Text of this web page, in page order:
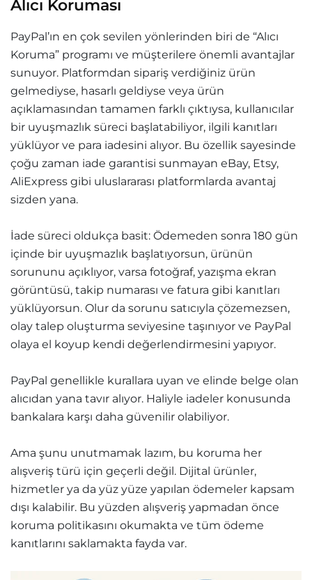
Alıcı Koruması
PayPal’ın en çok sevilen yönlerinden biri de “Alıcı
Koruma” programı ve müşterilere önemli avantajlar
sunuyor. Platformdan sipariş verdiğiniz ürün
gelmediyse, hasarlı geldiyse veya ürün
açıklamasından tamamen farklı çıktıysa, kullanıcılar
bir uyuşmazlık süreci başlatabiliyor, ilgili kanıtları
yüklüyor ve para iadesini alıyor. Bu özellik sayesinde
çoğu zaman iade garantisi sunmayan eBay, Etsy,
AliExpress gibi uluslararası platformlarda avantaj
sizden yana.
İade süreci oldukça basit: Ödemeden sonra 180 gün
içinde bir uyuşmazlık başlatıyorsun, ürünün
sorununu açıklıyor, varsa fotoğraf, yazışma ekran
görüntüsü, takip numarası ve fatura gibi kanıtları
yüklüyorsun. Olur da sorunu satıcıyla çözemezsen,
olay talep oluşturma seviyesine taşınıyor ve PayPal
olaya el koyup kendi değerlendirmesini yapıyor.
PayPal genellikle kurallara uyan ve elinde belge olan
alıcıdan yana tavır alıyor. Haliyle iadeler konusunda
bankalara karşı daha güvenilir olabiliyor.
Ama şunu unutmamak lazım, bu koruma her
alışveriş türü için geçerli değil. Dijital ürünler,
hizmetler ya da yüz yüze yapılan ödemeler kapsam
dışı kalabilir. Bu yüzden alışveriş yapmadan önce
koruma politikasını okumakta ve tüm ödeme
kanıtlarını saklamakta fayda var.